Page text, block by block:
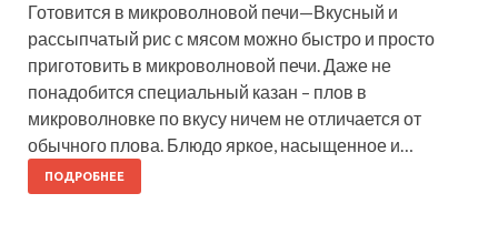
Готовится в микроволновой печи—Вкусный и
рассыпчатый рис с мясом можно быстро и просто
приготовить в микроволновой печи. Даже не
понадобится специальный казан – плов в
микроволновке по вкусу ничем не отличается от
обычного плова. Блюдо яркое, насыщенное и…
ПОДРОБНЕЕ